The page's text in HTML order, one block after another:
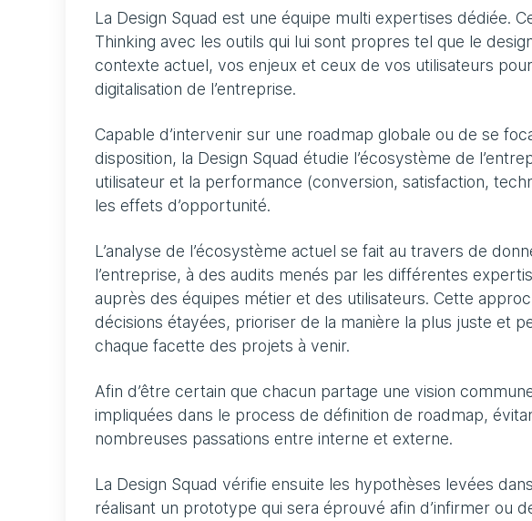
La Design Squad est une équipe multi expertises dédiée.
Thinking avec les outils qui lui sont propres tel que le
contexte actuel, vos enjeux et ceux de vos utilisateurs
digitalisation de l’entreprise.
Capable d’intervenir sur une roadmap globale ou de se
disposition, la Design Squad étudie l’écosystème de
utilisateur et la performance (conversion, satisfaction,
les effets d’opportunité.
L’analyse de l’écosystème actuel se fait au travers de
l’entreprise, à des audits menés par les différentes
auprès des équipes métier et des utilisateurs. Cette
décisions étayées, prioriser de la manière la plus juste et
chaque facette des projets à venir.
Afin d’être certain que chacun partage une vision
impliquées dans le process de définition de roadmap,
nombreuses passations entre interne et externe.
La Design Squad vérifie ensuite les hypothèses levées
réalisant un prototype qui sera éprouvé afin d’infirmer ou